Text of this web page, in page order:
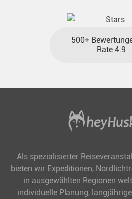
500+
Rate 4.9
Als spezialisierter
bieten wir Expeditionen,
in ausgewählten Regionen
individuelle Planung,